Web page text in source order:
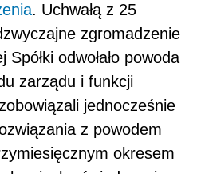
. Uchwałą z 25
zgromadzenie
odwołało powoda
zarządu i funkcji
jednocześnie
z powodem
okresem